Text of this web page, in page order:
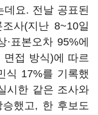
데요. 전날 공표된
사(지난 8~10일
표본오차 95%에
면접 방식)에 따르
식 17%를 기록했
시한 같은 조사와
했고, 한 후보도